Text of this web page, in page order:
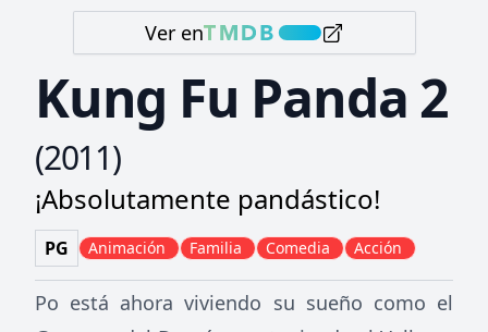
Ver en
Kung Fu Panda 2
(2011)
¡Absolutamente pandástico!
PG Animación Familia Comedia Acción
Po está ahora viviendo su sueño como el